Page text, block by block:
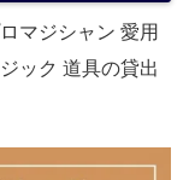
マジシャン 愛用
ック 道具の貸出